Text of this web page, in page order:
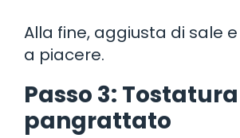
Alla fine, aggiusta di sale
a piacere.
Passo 3:
pangrattato